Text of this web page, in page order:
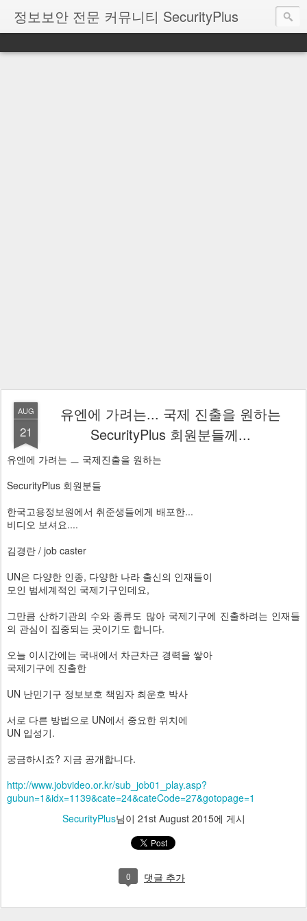
정보보안 전문 커뮤니티 SecurityPlus
AUG
21
유엔에 가려는... 국제 진출을 원하는
SecurityPlus 회원분들께...
유엔에 가려는 ㅡ 국제진출을 원하는
SecurityPlus 회원분들
한국고용정보원에서 취준생들에게 배포한...
비디오 보셔요....
김경란 / job caster
UN은 다양한 인종, 다양한 나라 출신의 인재들이
모인 범세계적인 국제기구인데요,
그만큼 산하기관의 수와 종류도 많아 국제기구에 진출하려는 인재들
의 관심이 집중되는 곳이기도 합니다.
오늘 이시간에는 국내에서 차근차근 경력을 쌓아
국제기구에 진출한
UN 난민기구 정보보호 책임자 최운호 박사
서로 다른 방법으로 UN에서 중요한 위치에
UN 입성기.
궁금하시죠? 지금 공개합니다.
http://www.jobvideo.or.kr/sub_job01_play.asp?
gubun=1&idx=1139&cate=24&cateCode=27&gotopage=1
SecurityPlus님이 21st August 2015에 게시
0 댓글 추가